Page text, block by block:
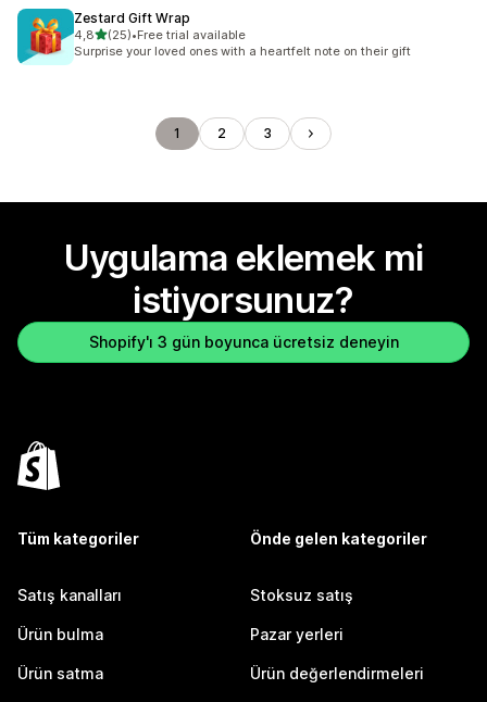
Zestard Gift Wrap
4,85 yıldız üzerinden
(25)
toplam 25 değerlendirme
•Free trial available
Surprise your loved ones with a heartfelt note on their gift
1 2 3
Uygulama eklemek mi
istiyorsunuz?
Shopify'ı 3 gün boyunca ücretsiz deneyin
Tüm kategoriler
Satış kanalları
Ürün bulma
Ürün satma
Önde gelen kategoriler
Stoksuz satış
Pazar yerleri
Ürün değerlendirmeleri